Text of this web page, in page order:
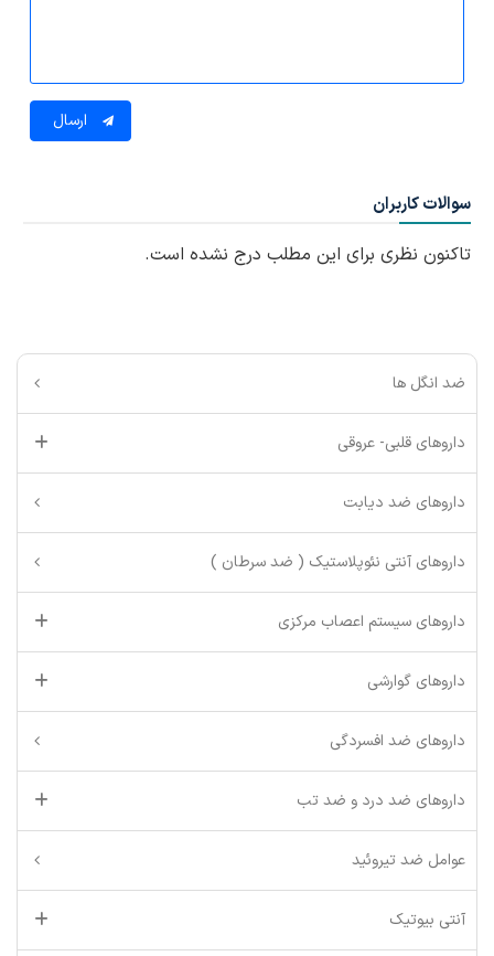
ارسال
سوالات کاربران
تاکنون نظری برای این مطلب درج نشده است.
ضد انگل ها
داروهای قلبی- عروقی
داروهای ضد دیابت
داروهای آنتی نئوپلاستیک ( ضد سرطان )
داروهای سیستم اعصاب مرکزی
داروهای گوارشی
داروهای ضد افسردگی
داروهای ضد درد و ضد تب
عوامل ضد تیروئید
آنتی بیوتیک